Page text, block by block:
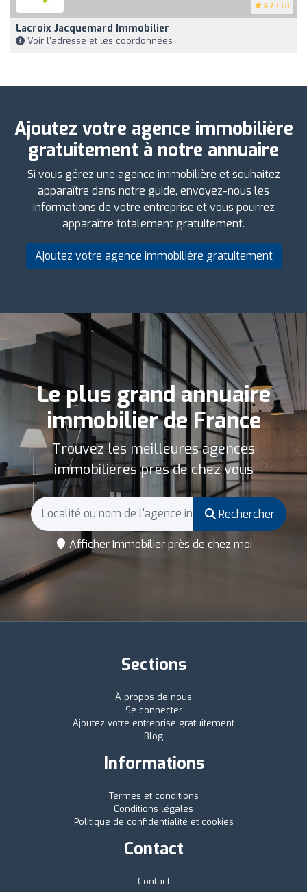
4.7 (87)
Lacroix Jacquemard Immobilier
Voir l'adresse et les coordonnées
Ajoutez votre agence immobilière
gratuitement à notre annuaire
Si vous gérez une agence immobilière et souhaitez
apparaître dans notre guide, envoyez-nous les
informations de votre entreprise et vous pourrez
apparaître totalement gratuitement.
Ajoutez votre agence immobilière gratuitement
Le plus grand annuaire
immobilier de France
Trouvez les meilleures agences
immobilières près de chez vous
Rechercher
Afficher Immobilier près de chez moi
Sections
À propos de nous
Se connecter
Ajoutez votre entreprise gratuitement
Blog
Informations
Termes et conditions
Conditions légales
Politique de confidentialité et cookies
Contact
Contact